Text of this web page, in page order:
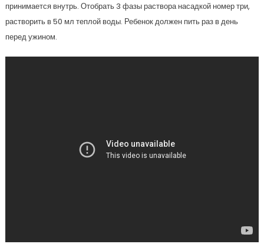
принимается внутрь. Отобрать 3 фазы раствора насадкой номер три,
растворить в 50 мл теплой воды. Ребенок должен пить раз в день
перед ужином.